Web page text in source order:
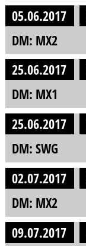
05.06.2017
DM: MX2
25.06.2017
DM: MX1
25.06.2017
DM: SWG
02.07.2017
DM: MX2
09.07.2017